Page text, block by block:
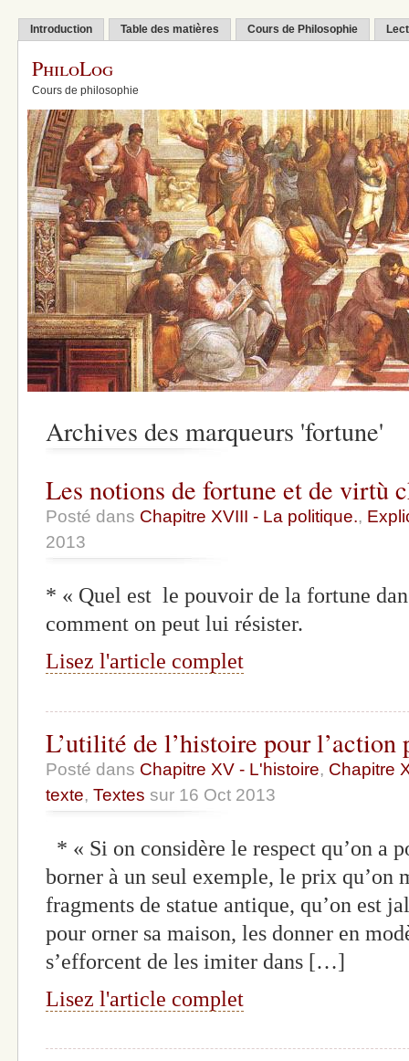
Introduction Table des matières Cours de Philosophie
PhiloLog
Cours de philosophie
Archives des marqueurs 'fortune'
Les notions de fortune et de virtù
Posté dans Chapitre XVIII - La politique.,
2013
* « Quel est le pouvoir de la fortune
comment on peut lui résister.
Lisez l'article complet
L’utilité de l’histoire pour
Posté dans Chapitre XV - L'histoire, Chapitre
texte, Textes sur 16 Oct 2013
* « Si on considère le respect qu’on a
borner à un seul exemple, le prix qu’on
fragments de statue antique, qu’on est
pour orner sa maison, les donner en
s’efforcent de les imiter dans […]
Lisez l'article complet